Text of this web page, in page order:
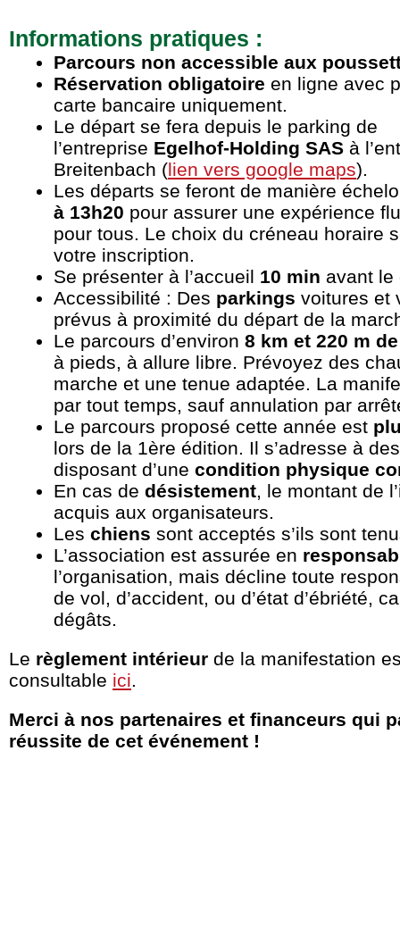
Informations pratiques :
Parcours non accessible aux
Réservation obligatoire en ligne avec
carte bancaire uniquement.
Le départ se fera depuis le parking de
l’entreprise Egelhof-Holding SAS à
Breitenbach (lien vers google maps).
Les départs se feront de manière
à 13h20 pour assurer une expérience
pour tous. Le choix du créneau horaire
votre inscription.
Se présenter à l’accueil 10 min avant le
Accessibilité : Des parkings voitures et
prévus à proximité du départ de la
Le parcours d’environ 8 km et 220 m
à pieds, à allure libre. Prévoyez des
marche et une tenue adaptée. La
par tout temps, sauf annulation par
Le parcours proposé cette année est
lors de la 1ère édition. Il s’adresse à
disposant d’une condition physique
En cas de désistement, le montant de
acquis aux organisateurs.
Les chiens sont acceptés s’ils sont
L’association est assurée en
l’organisation, mais décline toute
de vol, d’accident, ou d’état d’ébriété,
dégâts.
Le règlement intérieur de la manifestation
consultable ici.
Merci à nos partenaires et financeurs qui
réussite de cet événement !